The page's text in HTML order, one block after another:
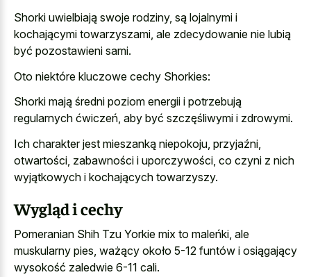
Shorki uwielbiają swoje rodziny, są lojalnymi i
kochającymi towarzyszami, ale zdecydowanie nie lubią
być pozostawieni sami.
Oto niektóre kluczowe cechy Shorkies:
Shorki mają średni poziom energii i potrzebują
regularnych ćwiczeń, aby być szczęśliwymi i zdrowymi.
Ich charakter jest mieszanką niepokoju, przyjaźni,
otwartości, zabawności i uporczywości, co czyni z nich
wyjątkowych i kochających towarzyszy.
Wygląd i cechy
Pomeranian Shih Tzu Yorkie mix to maleńki, ale
muskularny pies, ważący około 5-12 funtów i osiągający
wysokość zaledwie 6-11 cali.